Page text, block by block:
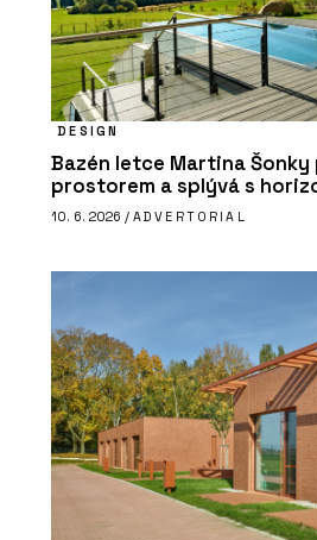
DESIGN
Bazén letce Martina Šonky
prostorem a splývá s
10. 6. 2026 / ADVERTORIAL